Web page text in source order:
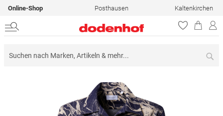
Online-Shop Posthausen Kaltenkirchen